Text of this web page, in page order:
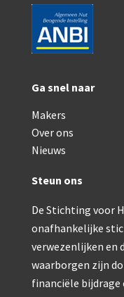
Beck & Beck,
Dollond,
Nachet,
Beck & Beck,
Bianchi,
Hartnack /
Baker,
Ga snel naar
Makers
Over ons
Nieuws
Steun ons
De Stichting voor
onafhankelijke
verwezenlijken en
waarborgen zijn
financiële bijdrage